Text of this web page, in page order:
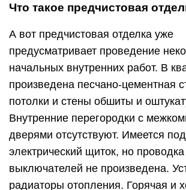
Что такое предчистовая
А вот предчистовая отделка уже
предусматривает проведение
начальных внутренних работ. В
произведена песчано-цементная
потолки и стены обшиты и
Внутренние перегородки с
дверями отсутствуют. Имеется
электрический щиток, но проводка
выключателей не произведена.
радиаторы отопления. Горячая и